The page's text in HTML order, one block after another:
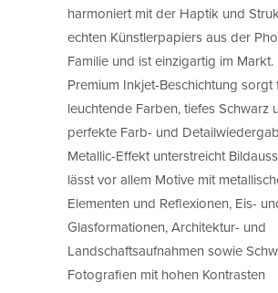
harmoniert mit der Haptik und
echten Künstlerpapiers aus der
Familie und ist einzigartig im Markt.
Premium Inkjet-Beschichtung sorgt
leuchtende Farben, tiefes Schwarz
perfekte Farb- und
Metallic-Effekt unterstreicht
lässt vor allem Motive mit
Elementen und Reflexionen, Eis-
Glasformationen, Architektur- und
Landschaftsaufnahmen sowie
Fotografien mit hohen Kontrasten